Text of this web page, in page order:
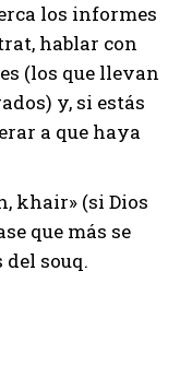
los informes
hablar con
(los que llevan
y, si estás
a que haya
khair» (si Dios
que más se
souq.